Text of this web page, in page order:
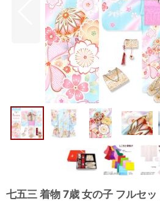
七五三 着物 7歳 女の子 フルセ